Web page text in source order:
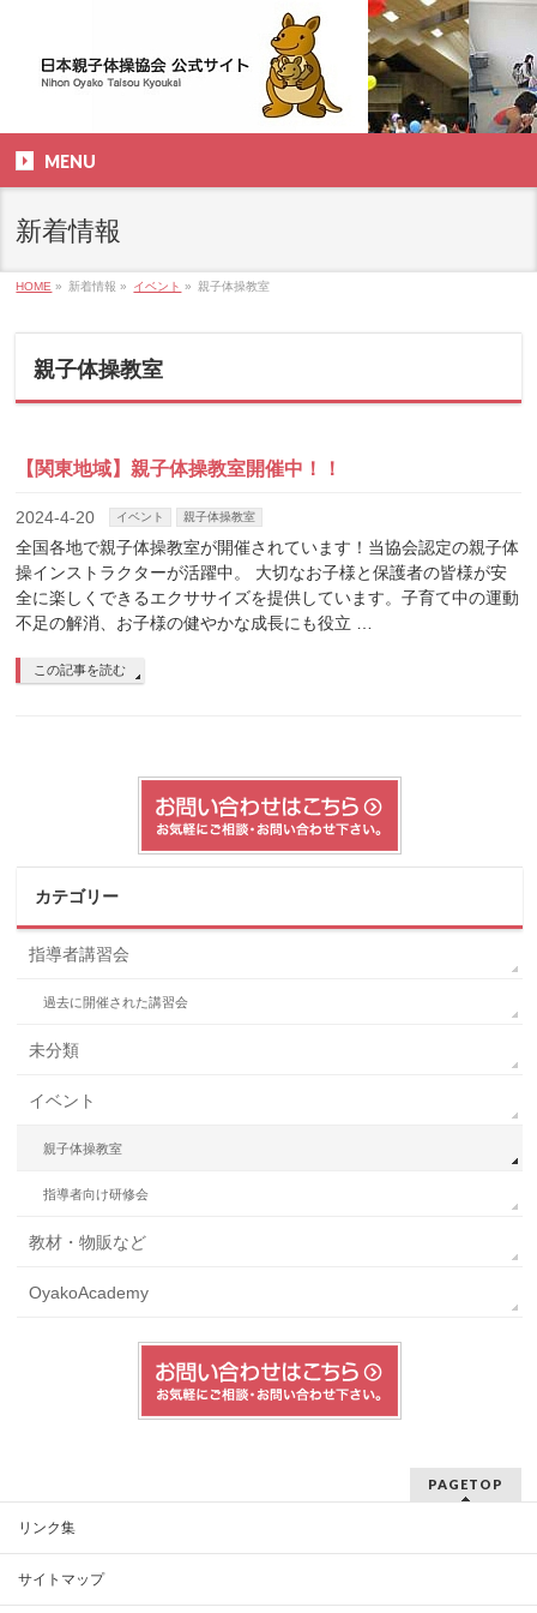
MENU
新着情報
HOME » 新着情報 » イベント » 親子体操教室
親子体操教室
【関東地域】親子体操教室開催中！！
2024-4-20 イベント 親子体操教室
全国各地で親子体操教室が開催されています！当協会認定の親子体
操インストラクターが活躍中。 大切なお子様と保護者の皆様が安
全に楽しくできるエクササイズを提供しています。子育て中の運動
不足の解消、お子様の健やかな成長にも役立 …
この記事を読む
カテゴリー
指導者講習会
過去に開催された講習会
未分類
イベント
親子体操教室
指導者向け研修会
教材・物販など
OyakoAcademy
PAGETOP
リンク集
サイトマップ